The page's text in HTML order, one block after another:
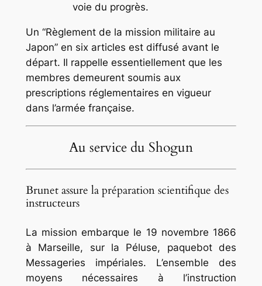
voie du progrès.
Un “Règlement de la mission militaire au
Japon” en six articles est diffusé avant le
départ. Il rappelle essentiellement que les
membres demeurent soumis aux
prescriptions réglementaires en vigueur
dans l’armée française.
Au service du Shogun
Brunet assure la préparation scientifique des
instructeurs
La mission embarque le 19 novembre 1866
à Marseille, sur la Péluse, paquebot des
Messageries impériales. L’ensemble des
moyens nécessaires à l’instruction